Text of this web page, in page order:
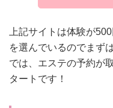
上記サイトは体験が
を選んでいるのでまず
では、エステの予約が
タートです！